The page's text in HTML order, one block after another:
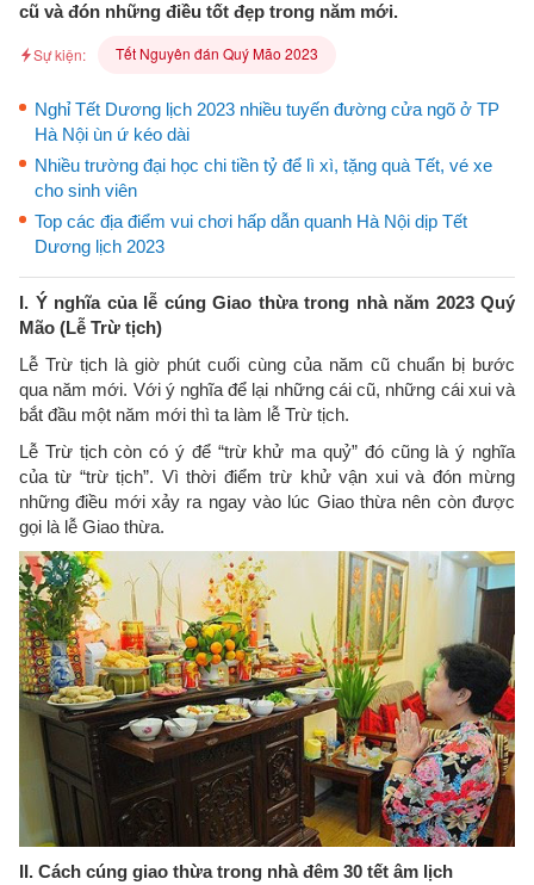
cũ và đón những điều tốt đẹp trong năm mới.
Sự kiện: Tết Nguyên đán Quý Mão 2023
Nghỉ Tết Dương lịch 2023 nhiều tuyến đường cửa ngõ ở TP
Hà Nội ùn ứ kéo dài
Nhiều trường đại học chi tiền tỷ để lì xì, tặng quà Tết, vé xe
cho sinh viên
Top các địa điểm vui chơi hấp dẫn quanh Hà Nội dịp Tết
Dương lịch 2023
I. Ý nghĩa của lễ cúng Giao thừa trong nhà năm 2023 Quý
Mão (Lễ Trừ tịch)
Lễ Trừ tịch là giờ phút cuối cùng của năm cũ chuẩn bị bước
qua năm mới. Với ý nghĩa để lại những cái cũ, những cái xui và
bắt đầu một năm mới thì ta làm lễ Trừ tịch.
Lễ Trừ tịch còn có ý để “trừ khử ma quỷ” đó cũng là ý nghĩa
của từ “trừ tịch”. Vì thời điểm trừ khử vận xui và đón mừng
những điều mới xảy ra ngay vào lúc Giao thừa nên còn được
gọi là lễ Giao thừa.
II. Cách cúng giao thừa trong nhà đêm 30 tết âm lịch